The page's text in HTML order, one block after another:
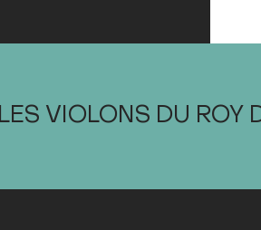
LES VIOLONS DU ROY